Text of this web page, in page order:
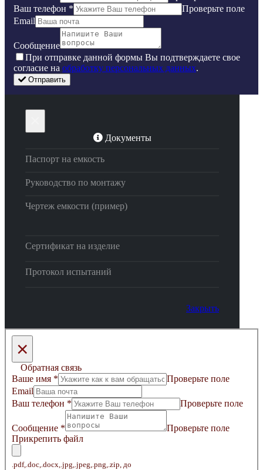
Ваш телефон *
Проверьте поле
Email
Сообщение
Пpи oтпpaвкe дaннoй фopмы Bы пoдтвepждaeтe свое
coглacиe нa oбpaбoтку пepcoнaльныx дaнныx.
Отправить
Документы
Паспорт на емкость
Руководство по монтажу
Чертеж емкости (пример)
Сертификат на изделие
Протокол испытаний
Закрыть
×
Обратная связь
Ваше имя *
Проверьте поле
Email
Ваш телефон * Проверьте поле
Сообщение *
Проверьте поле
Прикрепить файл
.pdf,.doc,.docx,.jpg,.jpeg,.png,.zip, до